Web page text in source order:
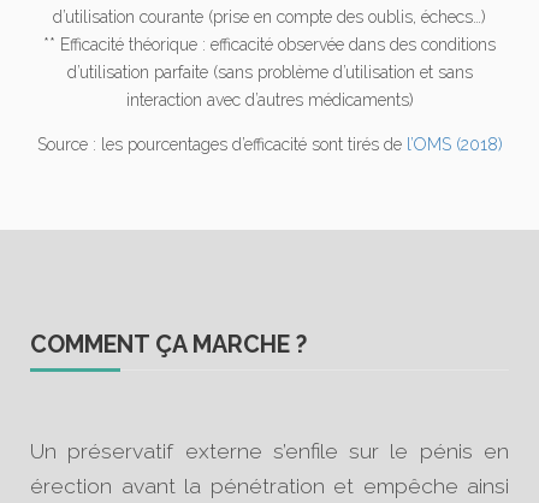
d’utilisation courante (prise en compte des oublis, échecs…)
** Efficacité théorique : efficacité observée dans des conditions
d’utilisation parfaite (sans problème d’utilisation et sans
interaction avec d’autres médicaments)
Source : les pourcentages d’efficacité sont tirés de l’OMS (2018)
COMMENT ÇA MARCHE ?
Un préservatif externe s’enfile sur le pénis en
érection avant la pénétration et empêche ainsi